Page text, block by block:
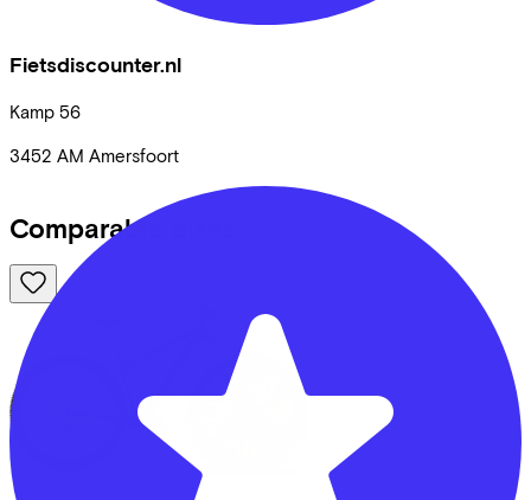
Fietsdiscounter.nl
Kamp 56
3452 AM Amersfoort
Comparable bikes